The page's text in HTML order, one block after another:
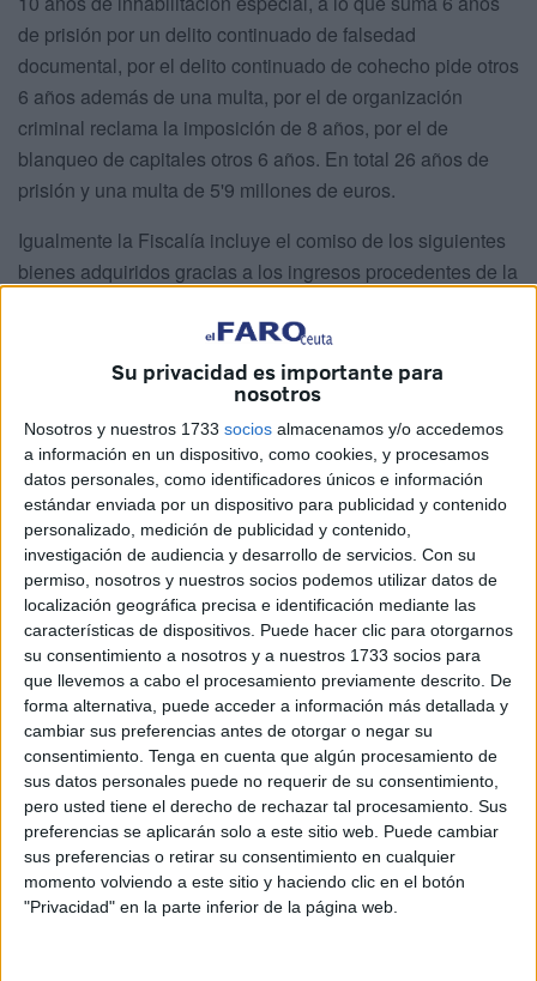
Su privacidad es importante para
nosotros
Nosotros y nuestros 1733 socios almacenamos y/o accedemos
a información en un dispositivo, como cookies, y procesamos
datos personales, como identificadores únicos e información
estándar enviada por un dispositivo para publicidad y contenido
personalizado, medición de publicidad y contenido,
investigación de audiencia y desarrollo de servicios. Con su
permiso, nosotros y nuestros socios podemos utilizar datos de
localización geográfica precisa e identificación mediante las
características de dispositivos. Puede hacer clic para otorgarnos
su consentimiento a nosotros y a nuestros 1733 socios para
que llevemos a cabo el procesamiento previamente descrito. De
forma alternativa, puede acceder a información más detallada y
cambiar sus preferencias antes de otorgar o negar su
consentimiento. Tenga en cuenta que algún procesamiento de
sus datos personales puede no requerir de su consentimiento,
pero usted tiene el derecho de rechazar tal procesamiento. Sus
preferencias se aplicarán solo a este sitio web. Puede cambiar
sus preferencias o retirar su consentimiento en cualquier
momento volviendo a este sitio y haciendo clic en el botón
"Privacidad" en la parte inferior de la página web.
de prisión por un delito continuado de falsedad
documental, por el delito continuado de cohecho pide otros
6 años además de una multa, por el de organización
criminal reclama la imposición de 8 años, por el de
blanqueo de capitales otros 6 años. En total 26 años de
prisión y una multa de 5'9 millones de euros.
Igualmente la Fiscalía incluye el comiso de los siguientes
bienes adquiridos gracias a los ingresos procedentes de la
Inversiones Inmobiliarias Time to Buy, sin perjuicio del
derecho de terceros de buena fe, si los hubiera: Vivienda
sita en la calle Cervantes nº 32, 2ºA de Cádiz; Fincas tipo
dúplex en el Conjunto Camino del Pilar del partido de
Guadalpín de 187,95 y 175,97 m2, así como la plaza de
aparcamiento sito en el conjunto denominado Camino del
Pinar de Guadalpín, propiedad del acusado; Vehículo
Porche Boxter con matrícula 8772HZR; Parcela nº 511 de
1044 m2 en el paseo de Dinamarca del Polígono
Internacional City de la zona residencial Elviria, partido de
Las Chapas, del término municipal de Marbella; Acciones
y participaciones descritas en la conclusión primera que
sigan en la cartera del acusado y, en su defecto, las que en
su día fueran adquiridas en sustitución de las mismas;
Cantidades aportadas al plan de pensiones anteriormente
referido; Vivienda situada en Calle Isidro Martínez nº12 de
Ceuta. En su defecto se interesa el embargo de los
mismos para asegurar el pago de las responsabilidades
pecuniarias derivadas del delito.